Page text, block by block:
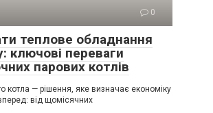
0
теплове обладнання
ключові переваги
парових котлів
котла — рішення, яке визначає економіку
від щомісячних